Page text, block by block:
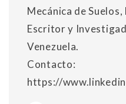
Mecánica de
Escritor y
Venezuela.
Contacto:
https://